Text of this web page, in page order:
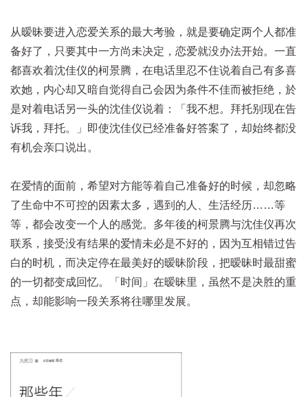
从暧昧要进入恋爱关系的最大考验，就是要确定两个人都准
备好了，只要其中一方尚未决定，恋爱就没办法开始。一直
都喜欢着沈佳仪的柯景腾，在电话里忍不住说着自己有多喜
欢她，内心却又暗自觉得自己会因为条件不佳而被拒绝，於
是对着电话另一头的沈佳仪说着：「我不想。拜托别现在告
诉我，拜托。」即使沈佳仪已经准备好答案了，却始终都没
有机会亲口说出。
在爱情的面前，希望对方能等着自己准备好的时候，却忽略
了生命中不可控的因素太多，遇到的人、生活经历……等
等，都会改变一个人的感觉。多年後的柯景腾与沈佳仪再次
联系，接受没有结果的爱情未必是不好的，因为互相错过告
白的时机，而决定停在最美好的暧昧阶段，把暧昧时最甜蜜
的一切都变成回忆。「时间」在暧昧里，虽然不是决胜的重
点，却能影响一段关系将往哪里发展。